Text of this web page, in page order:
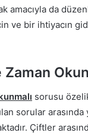
amacıyla da
ve bir ihtiyacın
sorusu
sorular
Çiftler